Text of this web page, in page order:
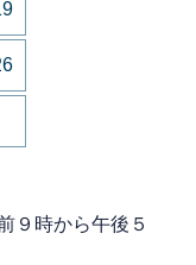
９時から午後５